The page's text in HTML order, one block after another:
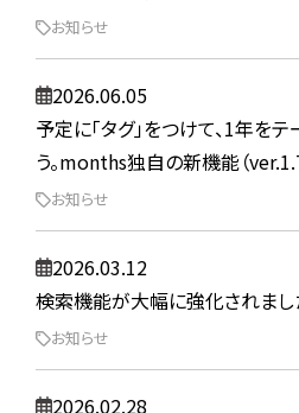
お知らせ
2026.06.05
予定に「タグ」をつけて、1年を
う。months独自の新機能（
お知らせ
2026.03.12
検索機能が大幅に強化されまし
お知らせ
2026.02.28